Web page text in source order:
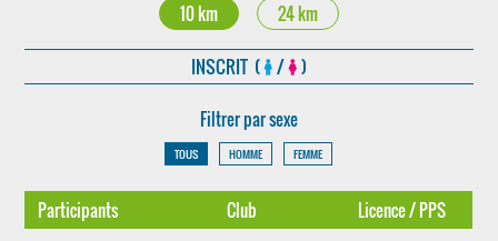
10 km 24 km
INSCRIT ( / )
Filtrer par sexe
TOUS HOMME FEMME
Participants Club Licence / PPS